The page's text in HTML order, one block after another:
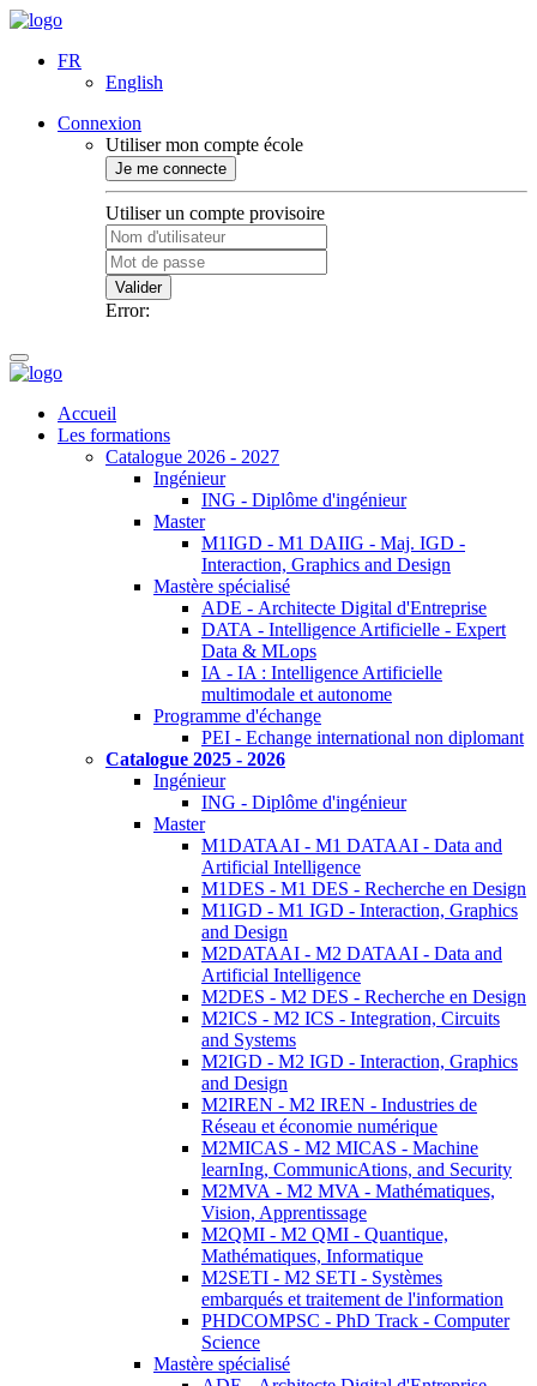
FR
English
Connexion
Utiliser mon compte école
Je me connecte
Utiliser un compte provisoire
Valider
Error:
Accueil
Les formations
Catalogue 2026 - 2027
Ingénieur
ING - Diplôme d'ingénieur
Master
M1IGD - M1 DAIIG - Maj. IGD -
Interaction, Graphics and Design
Mastère spécialisé
ADE - Architecte Digital d'Entreprise
DATA - Intelligence Artificielle - Expert
Data & MLops
IA - IA : Intelligence Artificielle
multimodale et autonome
Programme d'échange
PEI - Echange international non diplomant
Catalogue 2025 - 2026
Ingénieur
ING - Diplôme d'ingénieur
Master
M1DATAAI - M1 DATAAI - Data and
Artificial Intelligence
M1DES - M1 DES - Recherche en Design
M1IGD - M1 IGD - Interaction, Graphics
and Design
M2DATAAI - M2 DATAAI - Data and
Artificial Intelligence
M2DES - M2 DES - Recherche en Design
M2ICS - M2 ICS - Integration, Circuits
and Systems
M2IGD - M2 IGD - Interaction, Graphics
and Design
M2IREN - M2 IREN - Industries de
Réseau et économie numérique
M2MICAS - M2 MICAS - Machine
learnIng, CommunicAtions, and Security
M2MVA - M2 MVA - Mathématiques,
Vision, Apprentissage
M2QMI - M2 QMI - Quantique,
Mathématiques, Informatique
M2SETI - M2 SETI - Systèmes
embarqués et traitement de l'information
PHDCOMPSC - PhD Track - Computer
Science
Mastère spécialisé